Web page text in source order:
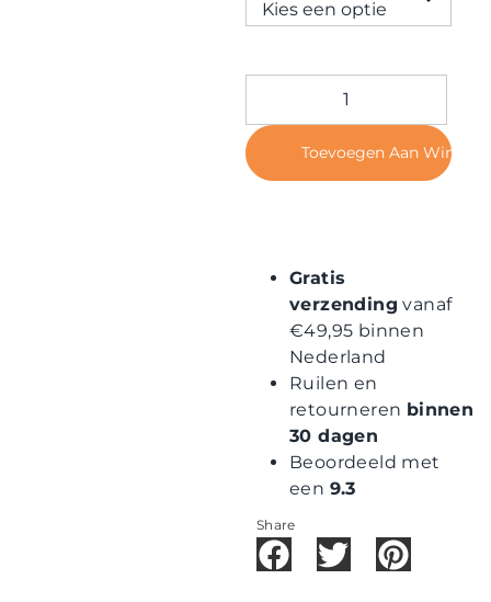
Toevoegen Aan
Gratis
verzending vanaf
€49,95 binnen
Nederland
Ruilen en
retourneren binnen
30 dagen
Beoordeeld met
een 9.3
Share